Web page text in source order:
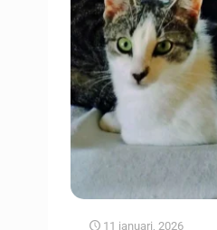
11 januari, 2026